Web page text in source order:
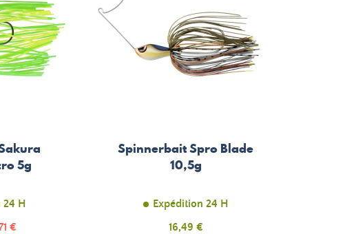
5g
24 H
€
Spinnerbait Spro Blade
10,5g
Expédition 24 H
Prix
16,49 €